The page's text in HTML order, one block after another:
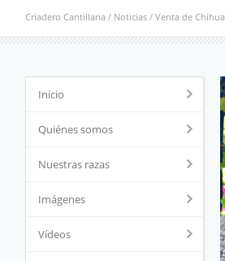
Criadero Cantillana / Noticias / Venta de
Inicio
Quiénes somos
Nuestras razas
Imágenes
Vídeos